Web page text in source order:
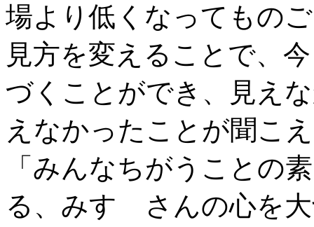
場より低くなってもの
見方を変えることで、
づくことができ、見え
えなかったことが聞こ
「みんなちがうことの
る、みすゞさんの心を